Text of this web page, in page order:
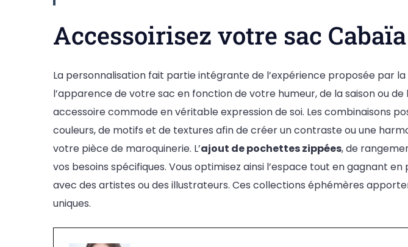
Accessoirisez votre sac
La personnalisation fait partie intégrante de l’expérience proposée par
l’apparence de votre sac en fonction de votre humeur, de la saison ou
accessoire commode en véritable expression de soi. Les combinaisons
couleurs, de motifs et de textures afin de créer un contraste ou une
votre pièce de maroquinerie. L’ajout de pochettes zippées, de
vos besoins spécifiques. Vous optimisez ainsi l’espace tout en gagnant
avec des artistes ou des illustrateurs. Ces collections éphémères
uniques.